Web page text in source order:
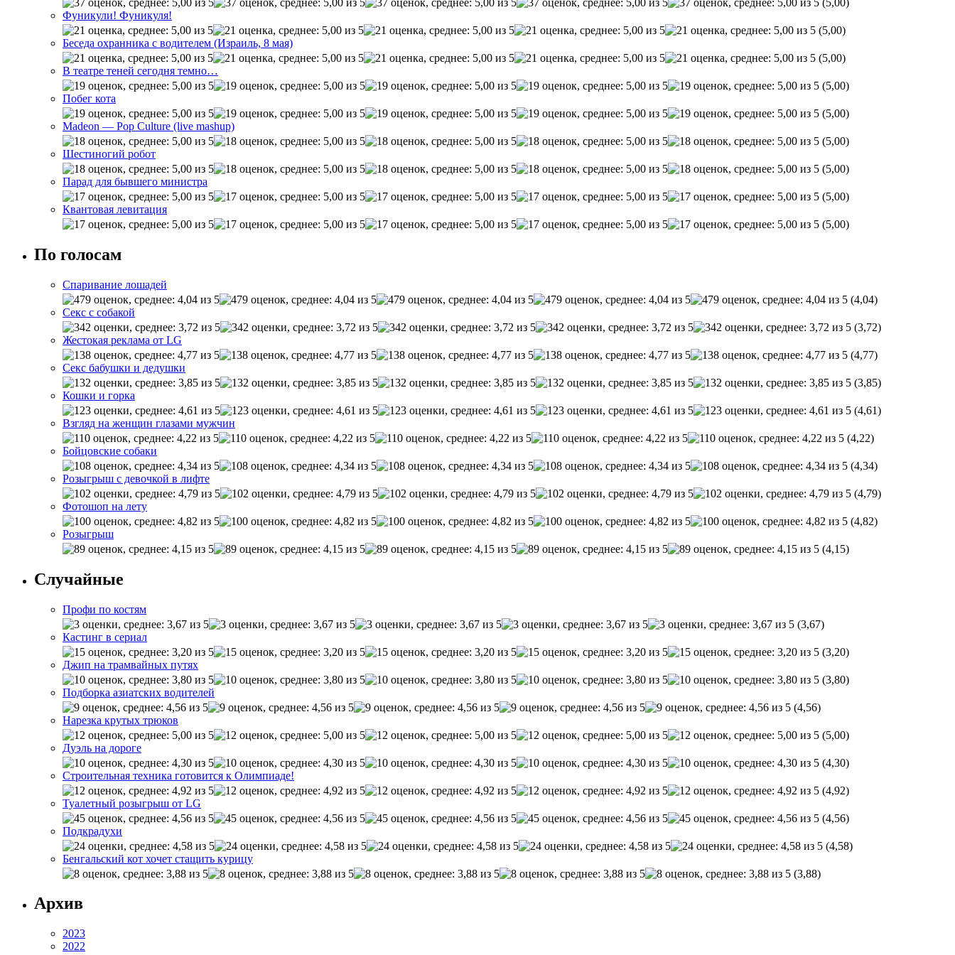
Фуникули! Фуникуля!
(5,00)
Беседа охранника с водителем (Израиль, 8 мая)
(5,00)
В театре теней сегодня темно…
(5,00)
Побег кота
(5,00)
Madeon — Pop Culture (live mashup)
(5,00)
Шестиногий робот
(5,00)
Парад для бывшего министра
(5,00)
Квантовая левитация
(5,00)
По голосам
Спаривание лошадей
(4,04)
Секс с собакой
(3,72)
Жестокая реклама от LG
(4,77)
Секс бабушки и дедушки
(3,85)
Кошки и горка
(4,61)
Взгляд на женщин глазами мужчин
(4,22)
Бойцовские собаки
(4,34)
Розыгрыш с девочкой в лифте
(4,79)
Фотошоп на лету
(4,82)
Розыгрыш
(4,15)
Случайные
Профи по костям
(3,67)
Кастинг в сериал
(3,20)
Джип на трамвайных путях
(3,80)
Подборка азиатских водителей
(4,56)
Нарезка крутых трюков
(5,00)
Дуэль на дороге
(4,30)
Строительная техника готовится к Олимпиаде!
(4,92)
Туалетный розыгрыш от LG
(4,56)
Подкрадухи
(4,58)
Бенгальский кот хочет стащить курицу
(3,88)
Архив
2023
2022